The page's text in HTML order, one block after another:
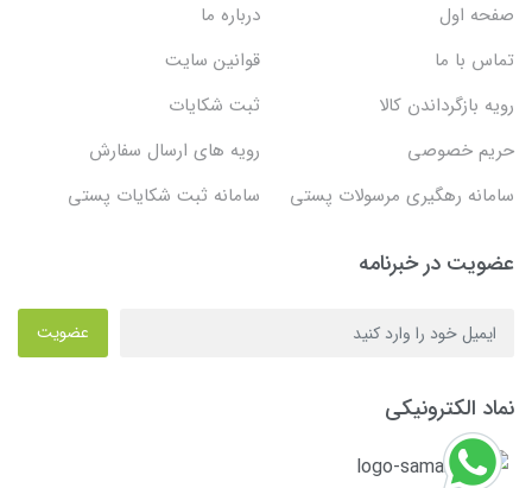
صفحه اول
درباره ما
تماس با ما
قوانین سایت
رویه بازگرداندن کالا
ثبت شکایات
حریم خصوصی
رویه های ارسال سفارش
سامانه رهگیری مرسولات پستی
سامانه ثبت شکایات پستی
عضویت در خبرنامه
عضویت
نماد الکترونیکی